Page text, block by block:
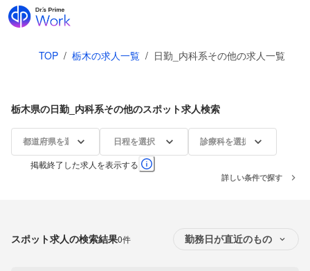
TOP / 栃木の求人一覧 / 日勤_内科系その他の求人一覧
栃木県の日勤_内科系その他のスポット求人検索
都道府県を選択 日程を選択 診療科を選択
掲載終了した求人を表示する
詳しい条件で探す
スポット求人の検索結果0件 勤務日が直近のもの